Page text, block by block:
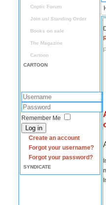
Coptic Forum
Join us/ Standing Order
Books on sale
The Magazine
Cartoon
CARTOON
Remember Me
Log in
Create an account
Forgot your username?
Forgot your password?
SYNDICATE